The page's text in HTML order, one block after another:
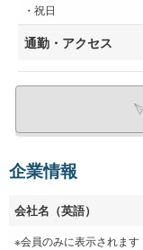
・祝日
通勤・アクセス
企業情報
会社名（英語）
※会員のみに表示されます